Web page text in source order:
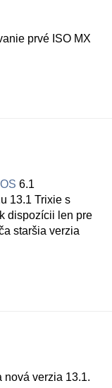
prvé ISO MX
6.1
13.1 Trixie s
dispozícii len pre
staršia verzia
nová verzia 13.1.